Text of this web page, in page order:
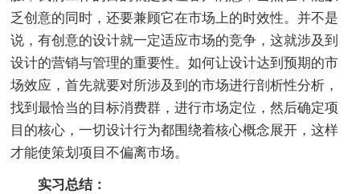
乏创意的同时，还要兼顾它在市场上的时效性。并不是
说，有创意的设计就一定适应市场的竞争，这就涉及到
设计的营销与管理的重要性。如何让设计达到预期的市
场效应，首先就要对所涉及到的市场进行剖析性分析，
找到最恰当的目标消费群，进行市场定位，然后确定项
目的核心，一切设计行为都围绕着核心概念展开，这样
才能使策划项目不偏离市场。
实习总结：